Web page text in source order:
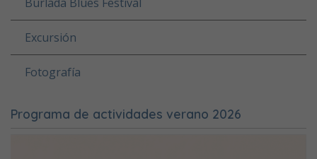
Excursión
Fotografía
Programa de actividades verano 2026